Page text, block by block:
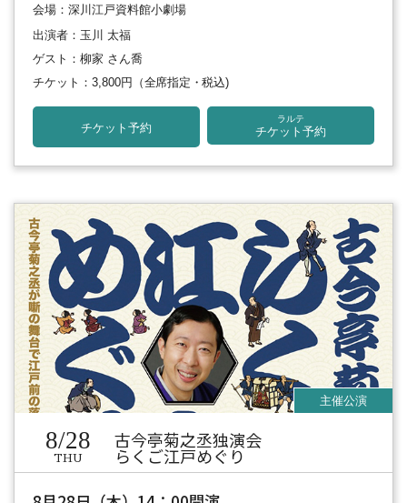
会場：深川江戸資料館小劇場
出演者：玉川 太福
ゲスト：柳家 さん喬
チケット：3,800円 （全席指定・税込)
チケット予約
ラルテ
チケット予約
8/28
THU
古今亭菊之丞独演会
らくご江戸めぐり